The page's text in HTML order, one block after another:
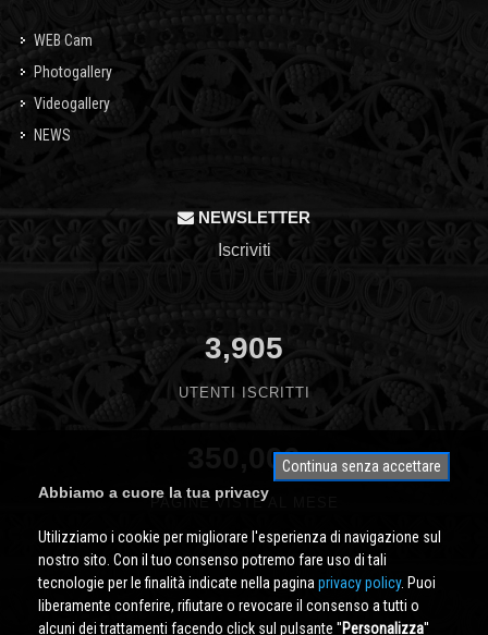
WEB Cam
Photogallery
Videogallery
NEWS
NEWSLETTER
Iscriviti
3,905
UTENTI ISCRITTI
350,000
PAGINE VISTE AL MESE
Continua senza accettare
Abbiamo a cuore la tua privacy
Utilizziamo i cookie per migliorare l'esperienza di navigazione sul
nostro sito. Con il tuo consenso potremo fare uso di tali
tecnologie per le finalità indicate nella pagina privacy policy. Puoi
liberamente conferire, rifiutare o revocare il consenso a tutti o
alcuni dei trattamenti facendo click sul pulsante ''Personalizza''